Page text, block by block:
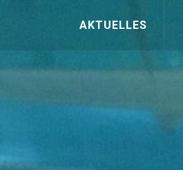
AKTUELLES